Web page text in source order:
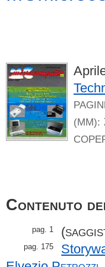
(MM):
Contenuto
pag. 1 (
pag. 175